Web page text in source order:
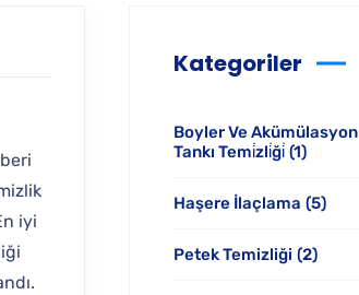
iyi
Kategoriler
Boyler Ve Akümülasyon
Tankı Temi̇zli̇ği̇ (1)
Haşere İlaçlama (5)
Petek Temizliği (2)